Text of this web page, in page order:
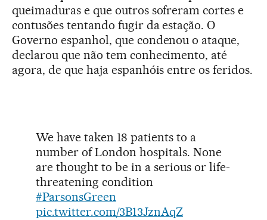
queimaduras e que outros sofreram cortes e
contusões tentando fugir da estação. O
Governo espanhol, que condenou o ataque,
declarou que não tem conhecimento, até
agora, de que haja espanhóis entre os feridos.
We have taken 18 patients to a
number of London hospitals. None
are thought to be in a serious or life-
threatening condition
#ParsonsGreen
pic.twitter.com/3B13JznAqZ